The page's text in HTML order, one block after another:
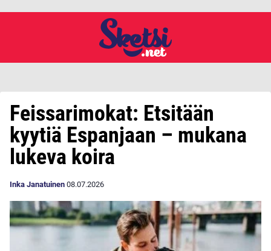
Feissarimokat: Etsitään
kyytiä Espanjaan – mukana
lukeva koira
Inka Janatuinen 08.07.2026